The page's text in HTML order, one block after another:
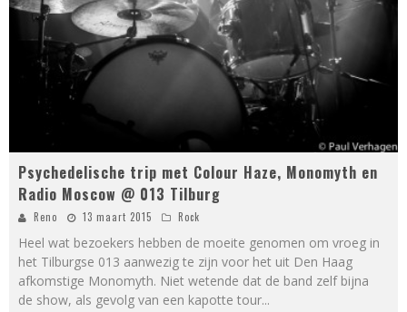
Psychedelische trip met Colour Haze, Monomyth en
Radio Moscow @ 013 Tilburg
Reno 13 maart 2015 Rock
Heel wat bezoekers hebben de moeite genomen om vroeg in
het Tilburgse 013 aanwezig te zijn voor het uit Den Haag
afkomstige Monomyth. Niet wetende dat de band zelf bijna
de show, als gevolg van een kapotte tour...